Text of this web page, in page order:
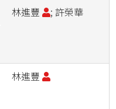
林進豐 ; 許榮華
林進豐